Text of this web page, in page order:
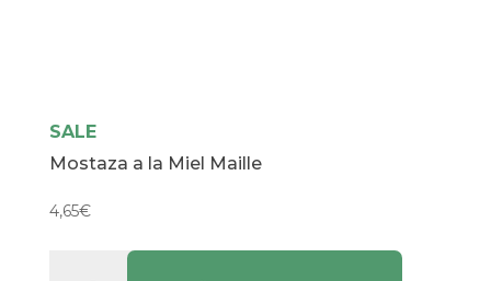
SALE
Mostaza a la Miel Maille
4,65€